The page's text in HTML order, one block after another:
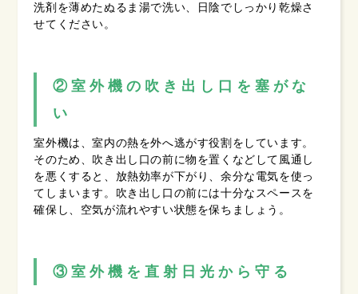
洗剤を薄めたぬるま湯で洗い、日陰でしっかり乾燥さ
せてください。
②室外機の吹き出し口を塞がな
い
室外機は、室内の熱を外へ逃がす役割をしています。
そのため、吹き出し口の前に物を置くなどして風通し
を悪くすると、放熱効率が下がり、余分な電気を使っ
てしまいます。吹き出し口の前には十分なスペースを
確保し、空気が流れやすい状態を保ちましょう。
③室外機を直射日光から守る